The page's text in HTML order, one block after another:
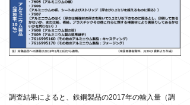
調査結果によると、鉄鋼製品の2017年の輸入量（調